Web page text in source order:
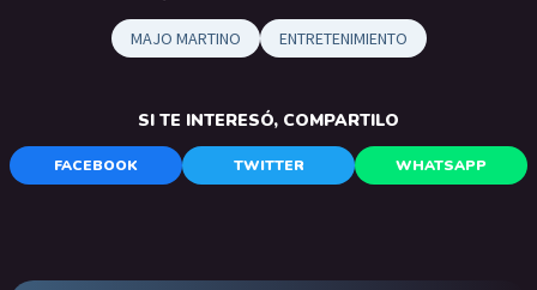
MAJO MARTINO ENTRETENIMIENTO
SI TE INTERESÓ, COMPARTILO
FACEBOOK TWITTER WHATSAPP